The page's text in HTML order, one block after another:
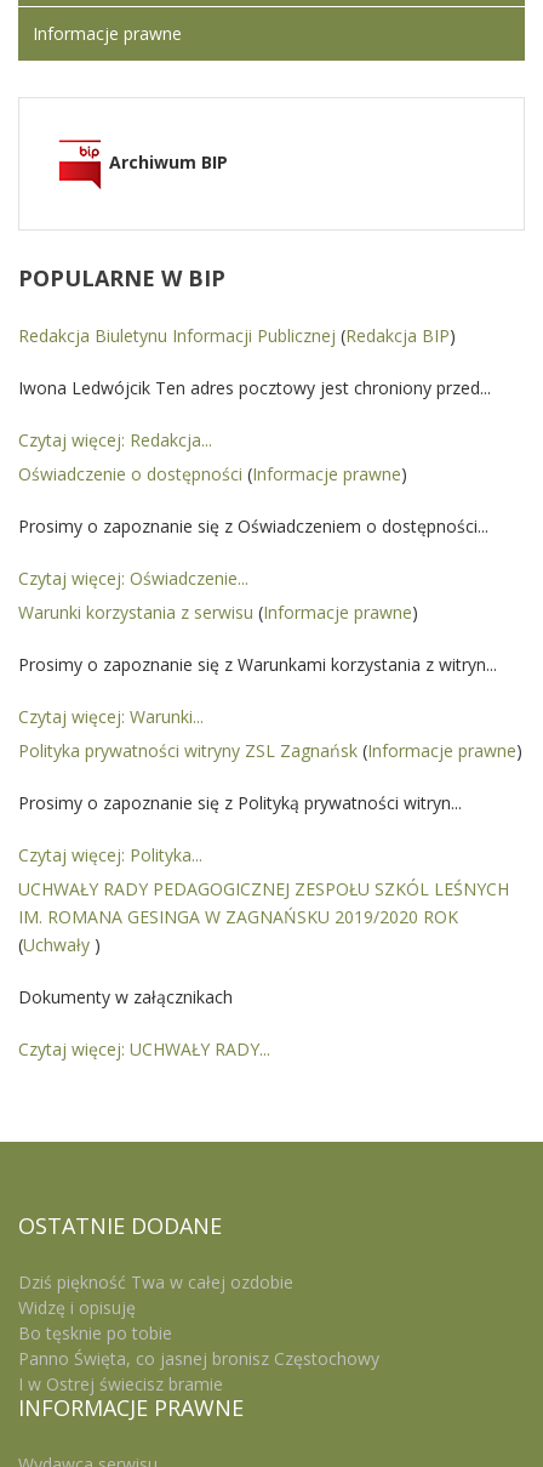
Informacje prawne
Archiwum BIP
POPULARNE W BIP
Redakcja Biuletynu Informacji Publicznej (Redakcja BIP)
Iwona Ledwójcik Ten adres pocztowy jest chroniony przed...
Czytaj więcej: Redakcja...
Oświadczenie o dostępności (Informacje prawne)
Prosimy o zapoznanie się z Oświadczeniem o dostępności...
Czytaj więcej: Oświadczenie...
Warunki korzystania z serwisu (Informacje prawne)
Prosimy o zapoznanie się z Warunkami korzystania z witryn...
Czytaj więcej: Warunki...
Polityka prywatności witryny ZSL Zagnańsk (Informacje prawne)
Prosimy o zapoznanie się z Polityką prywatności witryn...
Czytaj więcej: Polityka...
UCHWAŁY RADY PEDAGOGICZNEJ ZESPOŁU SZKÓL LEŚNYCH
IM. ROMANA GESINGA W ZAGNAŃSKU 2019/2020 ROK
(Uchwały )
Dokumenty w załącznikach
Czytaj więcej: UCHWAŁY RADY...
OSTATNIE DODANE
Dziś piękność Twa w całej ozdobie
Widzę i opisuję
Bo tęsknie po tobie
Panno Święta, co jasnej bronisz Częstochowy
I w Ostrej świecisz bramie
INFORMACJE PRAWNE